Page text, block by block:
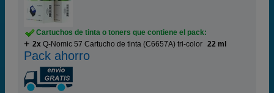
Cartuchos de tinta o toners que contiene el pack:
2x Q-Nomic 57 Cartucho de tinta (C6657A) tri-color 22 ml
Pack ahorro